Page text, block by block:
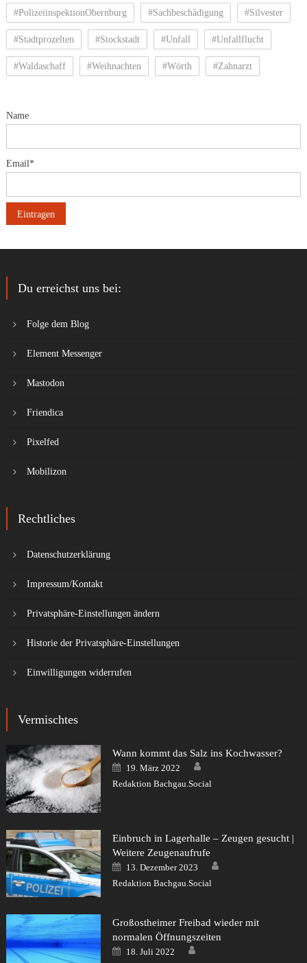
#PolizeiinspektionObernburg #Sachbeschädigung #Silvester
#Stadtprozelten #Stockstadt #Unfall #Unfallflucht
#Waldaschaff #Weihnachten #Wörth #Zahnarzt
Name
Email*
Du erreichst uns bei:
Folge dem Blog
Element Messenger
Mastodon
Friendica
Pixelfed
Mobilizon
Rechtliches
Datenschutzerklärung
Impressum/Kontakt
Privatsphäre-Einstellungen ändern
Historie der Privatsphäre-Einstellungen
Einwilligungen widerrufen
Vermischtes
Wann kommt das Salz ins Kochwasser?
Posted
on
19. März 2022
Redaktion Bachgau.Social
Einbruch in Lagerhalle – Zeugen gesucht |
Weitere Zeugenaufrufe
Posted
on
13. Dezember 2023
Redaktion Bachgau.Social
Großostheimer Freibad wieder mit
normalen Öffnungszeiten
Posted
on
18. Juli 2022